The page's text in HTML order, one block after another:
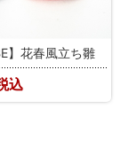
】花春風立ち雛
込